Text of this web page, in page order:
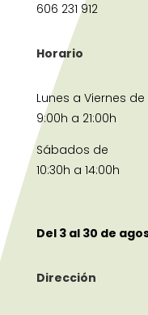
606 231 912
Horario
Lunes a Viernes de
9:00h a 21:00h
Sábados de
10:30h a 14:00h
Del 3 al 30 de
Dirección